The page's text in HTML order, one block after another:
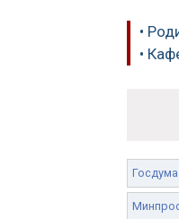
•
•
Госдума